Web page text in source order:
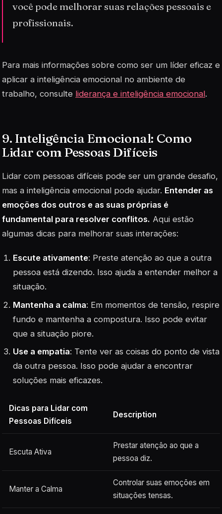
você pode melhorar suas relações pessoais e
profissionais.
Para mais informações sobre como ser um líder eficaz e
aplicar a inteligência emocional no ambiente de
trabalho, consulte liderança e inteligência emocional.
9. Inteligência Emocional: Como
Lidar com Pessoas Difíceis
Lidar com pessoas difíceis pode ser um grande desafio,
mas a inteligência emocional pode ajudar. Entender as
emoções dos outros e as suas próprias é
fundamental para resolver conflitos. Aqui estão
algumas dicas para melhorar suas interações:
Escute ativamente: Preste atenção ao que a outra
pessoa está dizendo. Isso ajuda a entender melhor a
situação.
Mantenha a calma: Em momentos de tensão, respire
fundo e mantenha a compostura. Isso pode evitar
que a situação piore.
Use a empatia: Tente ver as coisas do ponto de vista
da outra pessoa. Isso pode ajudar a encontrar
soluções mais eficazes.
Dicas para Lidar com
Pessoas Difíceis
Description
Escuta Ativa
Prestar atenção ao que a
pessoa diz.
Manter a Calma
Controlar suas emoções em
situações tensas.